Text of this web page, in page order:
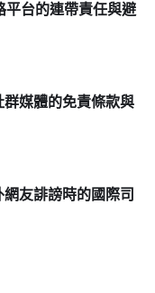
台的連帶責任與避
媒體的免責條款與
友誹謗時的國際司